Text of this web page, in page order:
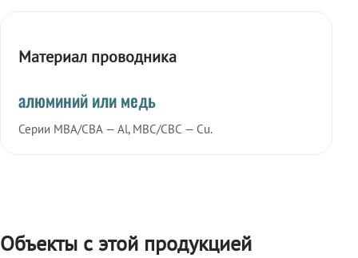
Материал проводника
алюминий или медь
Серии МВА/СВА — Al, МВС/СВС — Cu.
Объекты с этой продукцией